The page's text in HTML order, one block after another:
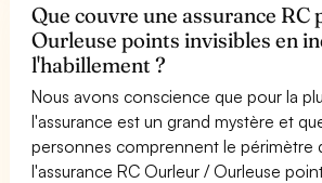
Que couvre une assurance
Ourleuse points invisibles en
l'habillement ?
Nous avons conscience que pour la
l'assurance est un grand mystère et
personnes comprennent le périmètre
l'assurance RC Ourleur / Ourleuse